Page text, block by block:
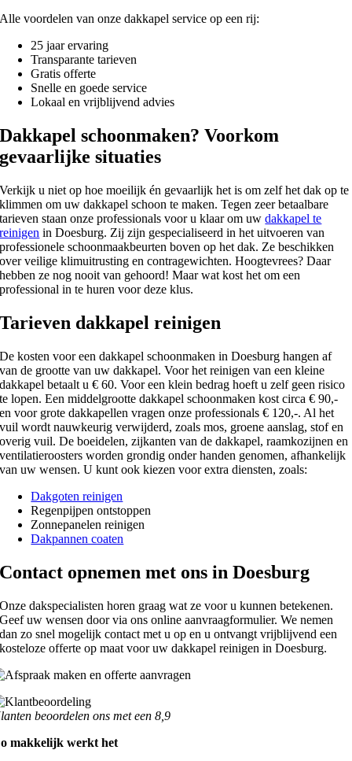
Alle voordelen van onze dakkapel service op een rij:
25 jaar ervaring
Transparante tarieven
Gratis offerte
Snelle en goede service
Lokaal en vrijblijvend advies
Dakkapel schoonmaken? Voorkom
gevaarlijke situaties
Verkijk u niet op hoe moeilijk én gevaarlijk het is om zelf het dak op te
klimmen om uw dakkapel schoon te maken. Tegen zeer betaalbare
tarieven staan onze professionals voor u klaar om uwdakkapel te
reinigen in Doesburg. Zij zijn gespecialiseerd in het uitvoeren van
professionele schoonmaakbeurten boven op het dak. Ze beschikken
over veilige klimuitrusting en contragewichten. Hoogtevrees? Daar
hebben ze nog nooit van gehoord! Maar wat kost het om een
professional in te huren voor deze klus.
Tarieven dakkapel reinigen
De kosten voor een dakkapel schoonmaken in Doesburg hangen af
van de grootte van uw dakkapel. Voor het reinigen van een kleine
dakkapel betaalt u € 60. Voor een klein bedrag hoeft u zelf geen risico
te lopen. Een middelgrootte dakkapel schoonmaken kost circa € 90,-
en voor grote dakkapellen vragen onze professionals € 120,-. Al het
vuil wordt nauwkeurig verwijderd, zoals mos, groene aanslag, stof en
overig vuil. De boeidelen, zijkanten van de dakkapel, raamkozijnen en
ventilatieroosters worden grondig onder handen genomen, afhankelijk
van uw wensen. U kunt ook kiezen voor extra diensten, zoals:
Dakgoten reinigen
Regenpijpen ontstoppen
Zonnepanelen reinigen
Dakpannen coaten
Contact opnemen met ons in Doesburg
Onze dakspecialisten horen graag wat ze voor u kunnen betekenen.
Geef uw wensen door via ons online aanvraagformulier. We nemen
dan zo snel mogelijk contact met u op en u ontvangt vrijblijvend een
kosteloze offerte op maat voor uw dakkapel reinigen in Doesburg.
beoordelen ons met een 8,9
makkelijk werkt het